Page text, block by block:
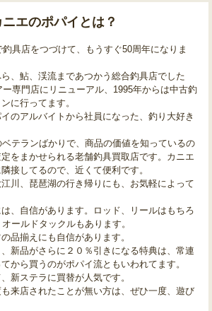
ニエのポパイとは？
具店をつづけて、もうすぐ50周年になりま
、鮎、渓流まであつかう総合釣具店でした
専門店にリニューアル、1995年からは中古釣
に行ってます。
のアルバイトから社員になった、釣り大好き
テランばかりで、商品の価値を知っているの
をまかせられる老舗釣具買取店です。カニエ
接してるので、近くて便利です。
川、琵琶湖の行き帰りにも、お気軽によって
、自信があります。ロッド、リールはもちろ
ールドタックルもあります。
品揃えにも自信があります。
新品がさらに２０％引きになる特典は、常連
から買うのがポパイ流ともいわれてます。
新ステラに買替が人気です。
来店されたことが無い方は、ぜひ一度、遊び